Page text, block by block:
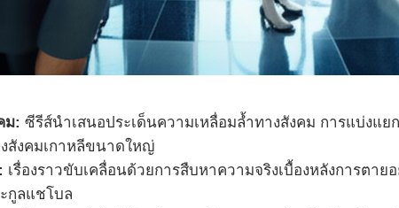
ม: ซีรีส์นำเสนอประเด็นความเหลื่อมล้ำทางสังคม การแบ่ง
สังคมเกาหลีขนาดใหญ่
เรื่องราวขับเคลื่อนด้วยการสืบหาความจริงเบื้องหลังการตา
กูลแชโบล